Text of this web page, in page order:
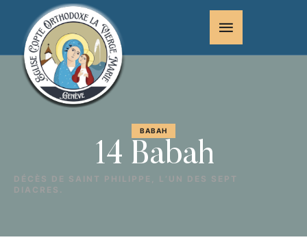
BABAH
14 Babah
DÉCÈS DE SAINT PHILIPPE, L’UN DES SEPT
DIACRES.